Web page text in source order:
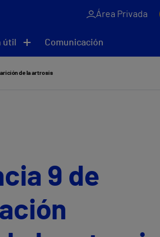
Área Privada
útil Comunicación
de la artrosis
9 de